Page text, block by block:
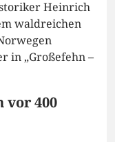
Heinrich
waldreichen
in „Großefehn –
vor 400